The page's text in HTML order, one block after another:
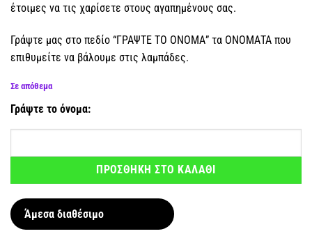
έτοιμες να τις χαρίσετε στους αγαπημένους σας.
Γράψτε μας στο πεδίο “ΓΡΑΨΤΕ ΤΟ ΟΝΟΜΑ” τα ΟΝΟΜΑΤΑ που
επιθυμείτε να βάλουμε στις λαμπάδες.
Σε απόθεμα
Γράψτε το όνομα:
ΠΡΟΣΘΗΚΗ ΣΤΟ ΚΑΛΑΘΙ
Άμεσα διαθέσιμο